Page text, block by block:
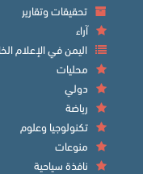
تحقيقات وتقارير
آراء
اليمن في الإعلام
محليات
دولي
رياضة
تكنولوجيا وعلوم
منوعات
نافذة سياحية